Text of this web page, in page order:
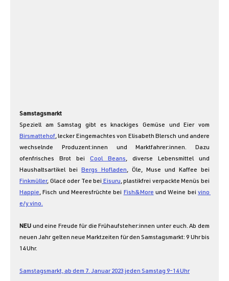
Samstagsmarkt
Birsmattehof, lecker Eingemachtes von Elisabeth Blersch und andere
wechselnde Produzent:innen und Marktfahrer:innen. Dazu
ofenfrisches Brot bei Cool Beans, diverse Lebensmittel und
Haushaltsartikel bei
Bergs Hofladen
Finkmüller, Glacé oder Tee bei Eisuru
Happie, Fisch und Meeresfrüchte bei Fish&More und Weine bei vino
e/y vino.
NEU und eine Freude für die Frühaufsteher:innen unter euch. Ab dem
neuen Jahr gelten neue Marktzeiten für den Samstagsmarkt: 9 Uhr bis
14 Uhr.
Samstagsmarkt, ab dem 7. Januar 2023 jeden Samstag 9-14 Uhr